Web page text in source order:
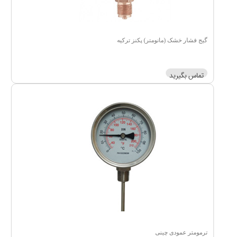
گیج فشار خشک (مانومتر) پکنز ترکیه
تماس بگیرید
ترمومتر عمودی چینی